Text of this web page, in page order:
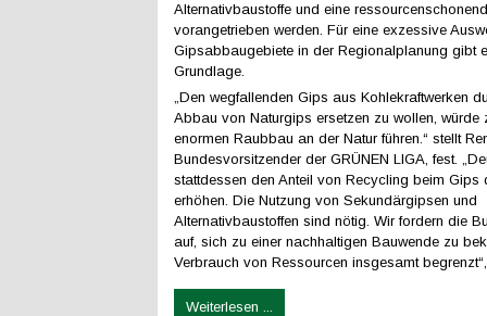
Alternativbaustoffe und eine
vorangetrieben werden. Für eine exzessive
Gipsabbaugebiete in der Regionalplanung gibt
Grundlage.
„Den wegfallenden Gips aus Kohlekraftwerken
Abbau von Naturgips ersetzen zu wollen, würde
enormen Raubbau an der Natur führen.“ stellt
Bundesvorsitzender der GRÜNEN LIGA, fest.
stattdessen den Anteil von Recycling beim Gips
erhöhen. Die Nutzung von Sekundärgipsen und
Alternativbaustoffen sind nötig. Wir fordern die
auf, sich zu einer nachhaltigen Bauwende zu
Verbrauch von Ressourcen insgesamt
Weiterlesen ...